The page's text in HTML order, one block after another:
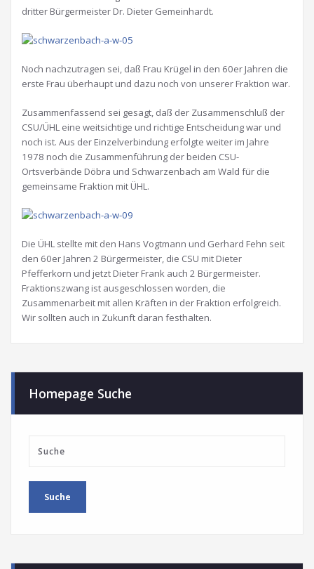
dritter Bürgermeister Dr. Dieter Gemeinhardt.
Noch nachzutragen sei, daß Frau Krügel in den 60er Jahren die
erste Frau überhaupt und dazu noch von unserer Fraktion war.
Zusammenfassend sei gesagt, daß der Zusammenschluß der
CSU/ÜHL eine weitsichtige und richtige Entscheidung war und
noch ist. Aus der Einzelverbindung erfolgte weiter im Jahre
1978 noch die Zusammenführung der beiden CSU-
Ortsverbände Döbra und Schwarzenbach am Wald für die
gemeinsame Fraktion mit ÜHL.
Die ÜHL stellte mit den Hans Vogtmann und Gerhard Fehn seit
den 60er Jahren 2 Bürgermeister, die CSU mit Dieter
Pfefferkorn und jetzt Dieter Frank auch 2 Bürgermeister.
Fraktionszwang ist ausgeschlossen worden, die
Zusammenarbeit mit allen Kräften in der Fraktion erfolgreich.
Wir sollten auch in Zukunft daran festhalten.
Homepage Suche